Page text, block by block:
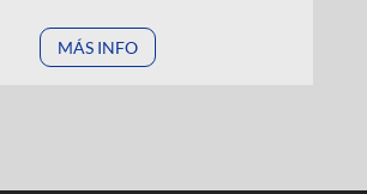
MÁS INFO